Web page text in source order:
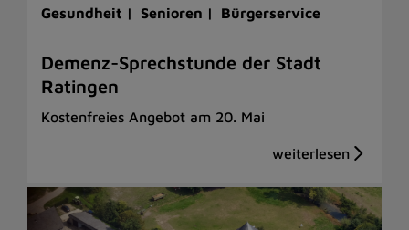
Gesundheit | Senioren | Bürgerservice
Demenz-Sprechstunde der Stadt
Ratingen
Kostenfreies Angebot am 20. Mai